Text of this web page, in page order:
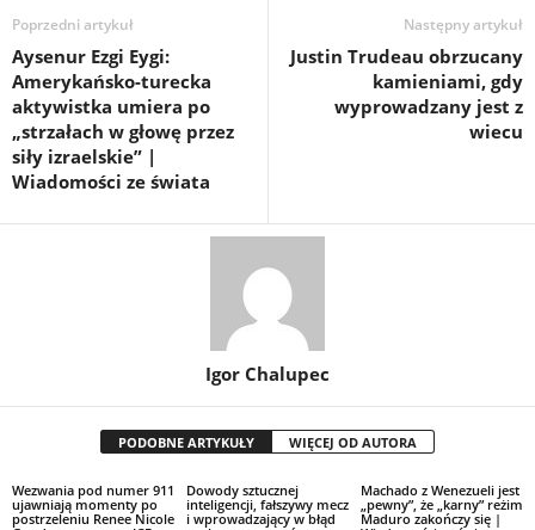
Poprzedni artykuł
Aysenur Ezgi Eygi:
Amerykańsko-turecka
aktywistka umiera po
„strzałach w głowę przez
siły izraelskie” |
Wiadomości ze świata
Następny artykuł
Justin Trudeau obrzucany
kamieniami, gdy
wyprowadzany jest z
wiecu
Igor Chalupec
PODOBNE ARTYKUŁY WIĘCEJ OD AUTORA
Wezwania pod numer 911
ujawniają momenty po
postrzeleniu Renee Nicole
Dowody sztucznej
inteligencji, fałszywy mecz
i wprowadzający w błąd
Machado z Wenezueli jest
„pewny”, że „karny” reżim
Maduro zakończy się |